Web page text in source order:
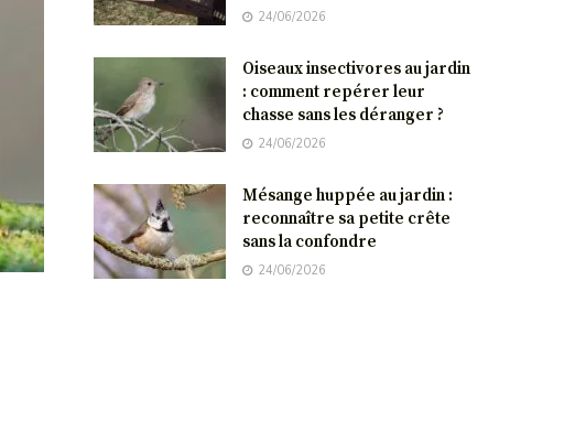
24/06/2026
Oiseaux insectivores au jardin
: comment repérer leur
chasse sans les déranger ?
24/06/2026
Mésange huppée au jardin :
reconnaître sa petite crête
sans la confondre
24/06/2026